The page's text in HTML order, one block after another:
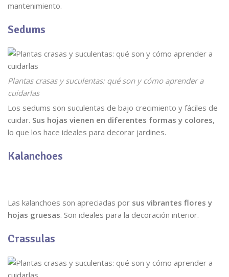
mantenimiento.
Sedums
Plantas crasas y suculentas: qué son y cómo aprender a
cuidarlas
Los sedums son suculentas de bajo crecimiento y fáciles de
cuidar. Sus hojas vienen en diferentes formas y colores,
lo que los hace ideales para decorar jardines.
Kalanchoes
Las kalanchoes son apreciadas por sus vibrantes flores y
hojas gruesas. Son ideales para la decoración interior.
Crassulas